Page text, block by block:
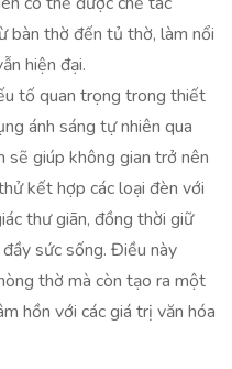
bàn thờ đến tủ thờ, làm nổi
hiện đại.
tố quan trọng trong thiết
ánh sáng tự nhiên qua
sẽ giúp không gian trở nên
kết hợp các loại đèn với
thư giãn, đồng thời giữ
sức sống. Điều này
thờ mà còn tạo ra một
hồn với các giá trị văn hóa